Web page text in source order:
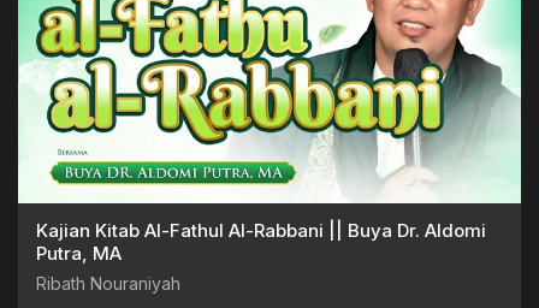
Kajian Kitab Al-Fathul Al-Rabbani || Buya Dr. Aldomi
Putra, MA
Ribath Nouraniyah